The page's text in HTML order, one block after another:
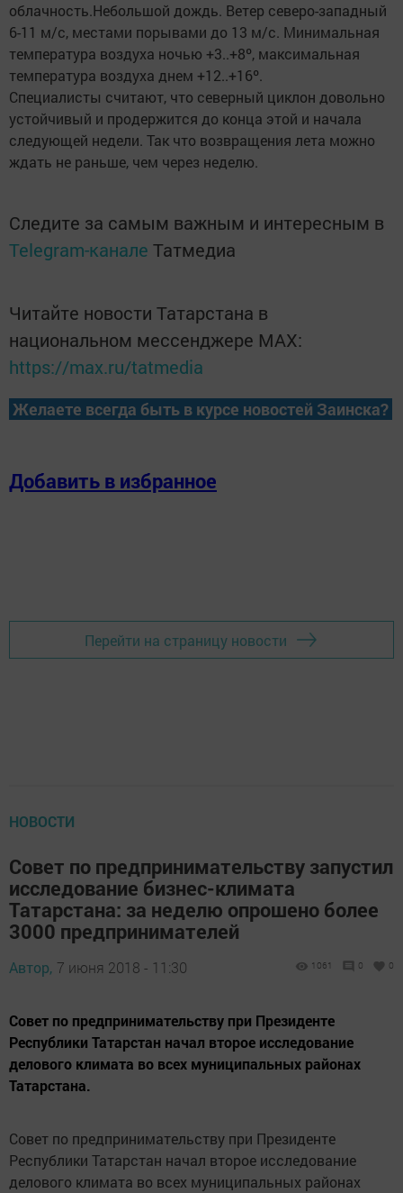
облачность.Небольшой дождь. Ветер северо-западный
6-11 м/с, местами порывами до 13 м/с. Минимальная
температура воздуха ночью +3..+8º, максимальная
температура воздуха днем +12..+16º.
Специалисты считают, что северный циклон довольно
устойчивый и продержится до конца этой и начала
следующей недели. Так что возвращения лета можно
ждать не раньше, чем через неделю.
Следите за самым важным и интересным в
Telegram-канале Татмедиа
Читайте новости Татарстана в
национальном мессенджере MАХ:
https://max.ru/tatmedia
Желаете всегда быть в курсе новостей Заинска?
Добавить в избранное
Перейти на страницу новости
НОВОСТИ
Совет по предпринимательству запустил
исследование бизнес-климата
Татарстана: за неделю опрошено более
3000 предпринимателей
Автор, 7 июня 2018 - 11:30 1061 0 0
Совет по предпринимательству при Президенте
Республики Татарстан начал второе исследование
делового климата во всех муниципальных районах
Татарстана.
Совет по предпринимательству при Президенте
Республики Татарстан начал второе исследование
делового климата во всех муниципальных районах